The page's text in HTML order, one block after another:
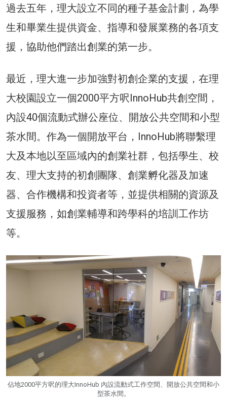
過去五年，理大設立不同的種子基金計劃，為學
生和畢業生提供資金、指導和發展業務的各項支
援，協助他們踏出創業的第一步。
最近，理大進一步加強對初創企業的支援，在理
大校園設立一個2000平方呎InnoHub共創空間，
內設40個流動式辦公座位、開放公共空間和小型
茶水間。作為一個開放平台，InnoHub將聯繫理
大及本地以至區域內的創業社群，包括學生、校
友、理大支持的初創團隊、創業孵化器及加速
器、合作機構和投資者等，並提供相關的資源及
支援服務，如創業輔導和跨學科的培訓工作坊
等。
佔地2000平方呎的理大InnoHub 內設流動式工作空間、開放公共空間和小
型茶水間。